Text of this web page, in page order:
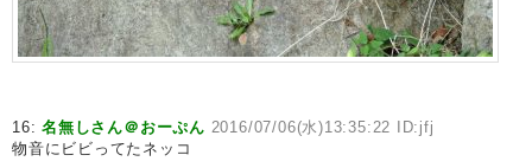
16:名無しさん＠おーぷん 2016/07/06(水)13:35:22 ID:jfj
物音にビビってたネッコ